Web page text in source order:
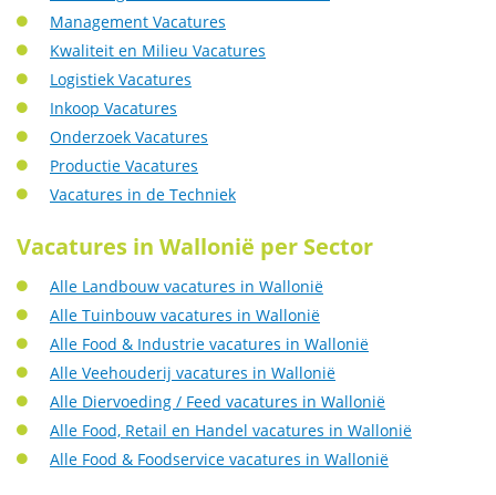
Management Vacatures
Kwaliteit en Milieu Vacatures
Logistiek Vacatures
Inkoop Vacatures
Onderzoek Vacatures
Productie Vacatures
Vacatures in de Techniek
Vacatures in Wallonië per Sector
Alle Landbouw vacatures in Wallonië
Alle Tuinbouw vacatures in Wallonië
Alle Food & Industrie vacatures in Wallonië
Alle Veehouderij vacatures in Wallonië
Alle Diervoeding / Feed vacatures in Wallonië
Alle Food, Retail en Handel vacatures in Wallonië
Alle Food & Foodservice vacatures in Wallonië